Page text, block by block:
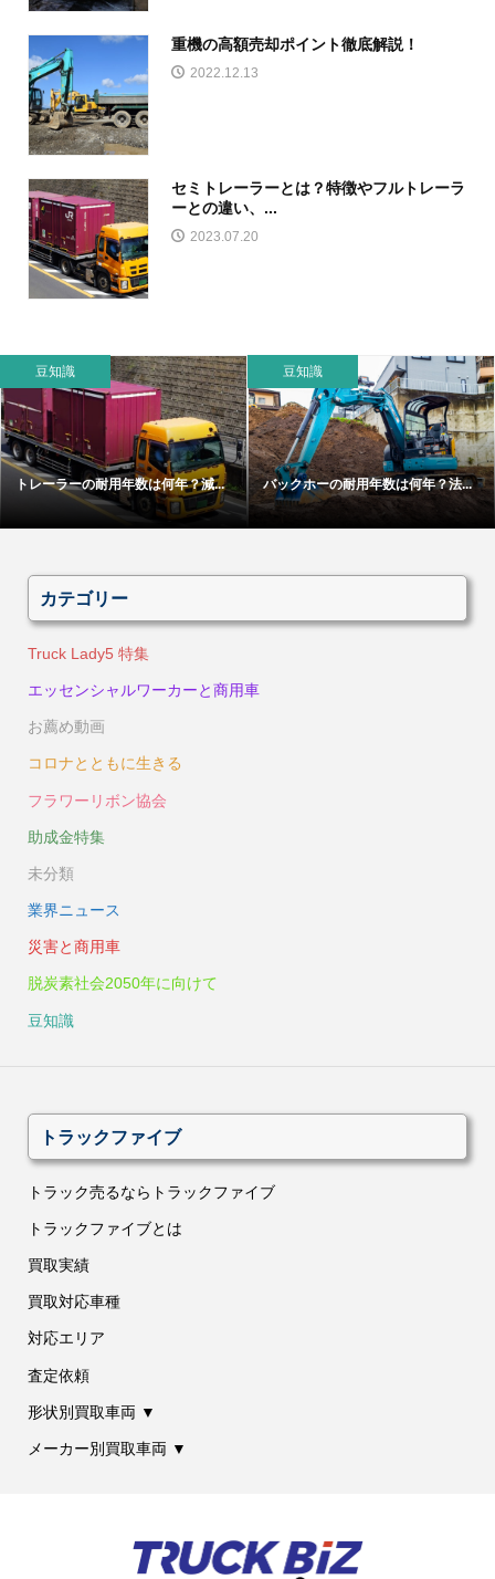
重機の高額売却ポイント徹底解説！
2022.12.13
セミトレーラーとは？特徴やフルトレーラ
ーとの違い、...
2023.07.20
豆知識
トレーラーの耐用年数は何年？減...
豆知識
バックホーの耐用年数は何年？法...
カテゴリー
Truck Lady5 特集
エッセンシャルワーカーと商用車
お薦め動画
コロナとともに生きる
フラワーリボン協会
助成金特集
未分類
業界ニュース
災害と商用車
脱炭素社会2050年に向けて
豆知識
トラックファイブ
トラック売るならトラックファイブ
トラックファイブとは
買取実績
買取対応車種
対応エリア
査定依頼
形状別買取車両 ▼
メーカー別買取車両 ▼